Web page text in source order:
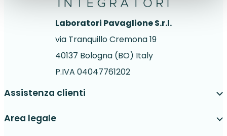
Laboratori Pavaglione S.r.l.
via Tranquillo Cremona 19
40137 Bologna (BO) Italy
P.IVA 04047761202
Assistenza clienti
Area legale